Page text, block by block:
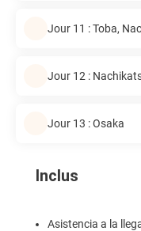
Jour 11 : Toba,
Jour 12 :
Jour 13 : Osaka
Inclus
Asistencia a la